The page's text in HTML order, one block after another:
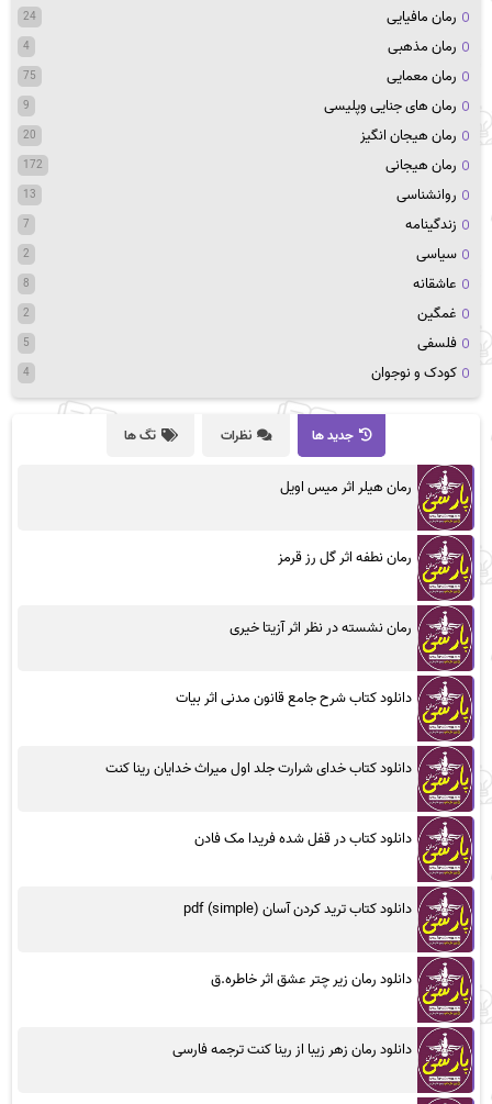
رمان مافیایی 24
رمان مذهبی 4
رمان معمایی 75
رمان های جنایی وپلیسی 9
رمان هیجان انگیز 20
رمان هیجانی 172
روانشناسی 13
زندگینامه 7
سیاسی 2
عاشقانه 8
غمگین 2
فلسفی 5
کودک و نوجوان 4
جدید ها نظرات تگ ها
رمان هیلر اثر میس اویل
رمان نطفه اثر گل رز قرمز
رمان نشسته در نظر اثر آزیتا خیری
دانلود کتاب شرح جامع قانون مدنی اثر بیات
دانلود کتاب خدای شرارت جلد اول میراث خدایان رینا کنت
دانلود کتاب در قفل شده فریدا مک فادن
دانلود کتاب ترید کردن آسان (simple) pdf
دانلود رمان زیر چتر عشق اثر خاطره.ق
دانلود رمان زهر زیبا از رینا کنت ترجمه فارسی